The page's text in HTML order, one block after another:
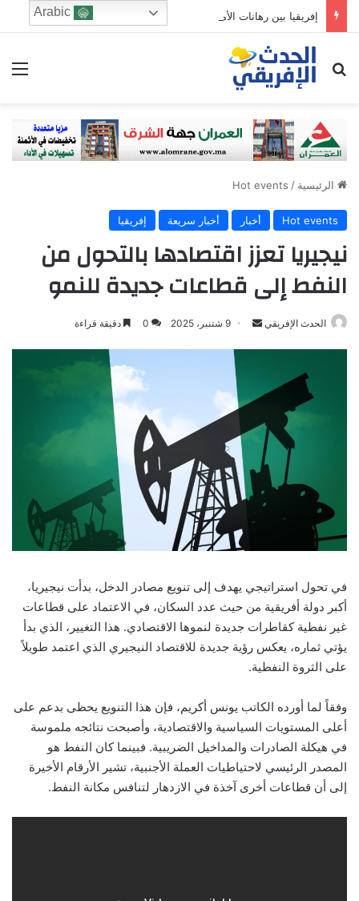
إفريقيا بين رهانات الأمن الاقتصادي وتوازنات الهجرة..والمغرب في قلب التحولات القارية
ابحث عن
الرئيسية /
Hot events
Hot events أخبار أخبار سريعة إفريقيا
نيجيريا تعزز اقتصادها بالتحول من
النفط إلى قطاعات جديدة للنمو
الحدث الإفريقي
Send
email
9 شتنبر، 2025 0 دقيقة قراءة
في تحول استراتيجي يهدف إلى تنويع مصادر الدخل، بدأت نيجيريا،
أكبر دولة أفريقية من حيث عدد السكان، في الاعتماد على قطاعات
غير نفطية كقاطرات جديدة لنموها الاقتصادي. هذا التغيير، الذي بدأ
يؤتي ثماره، يعكس رؤية جديدة للاقتصاد النيجيري الذي اعتمد طويلاً
على الثروة النفطية.
وفقاً لما أورده الكاتب يونس أكريم، فإن هذا التنويع يحظى بدعم على
أعلى المستويات السياسية والاقتصادية، وأصبحت نتائجه ملموسة
في هيكلة الصادرات والمداخيل الضريبية. فبينما كان النفط هو
المصدر الرئيسي لاحتياطيات العملة الأجنبية، تشير الأرقام الأخيرة
إلى أن قطاعات أخرى آخذة في الازدهار لتنافس مكانة النفط.
Arabic